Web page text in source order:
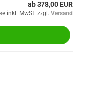
ab 378,00 EUR
inkl. MwSt. zzgl. Versand